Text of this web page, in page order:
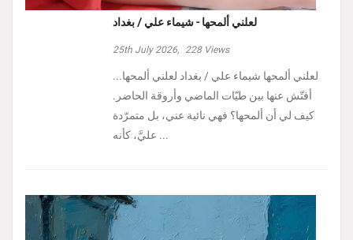
لعلني ألمحها - شيماء علي / بغداد
25th July 2026, 228Views
لعلني ألمحها شيماء علي / بغداد لعلني ألمحها...
أفتّش عنها بين طيّات الماضي وأروقة الحاضر.
كيف لي أن ألمحها؟ فهي نائية عني، بل متمرّدة
عليَّ، كأنه ...